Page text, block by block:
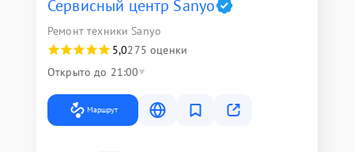
Сервисный центр Sanyo
Ремонт техники Sanyo
5,0275 оценки
Открыто до 21:00
Маршрут